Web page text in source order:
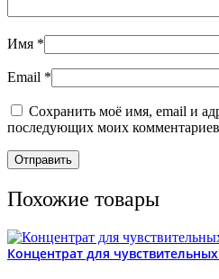
Имя *
Email *
Сохранить моё имя, email и
последующих моих
Похожие товары
Концентрат для